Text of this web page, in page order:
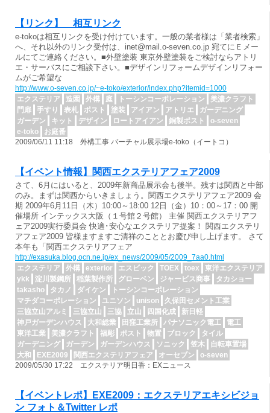
【リンク】 相互リンク
e-tokoは相互リンクを受け付けています。一般の業者様は「業者検索」
へ、それ以外のリンク受付は、inet@mail.o-seven.co.jp 宛てにＥメー
ルにてご連絡ください。■外壁塗装 東京外壁塗装をご検討ならアトリ
エ・サーバスにご相談下さい。■デザインリフォームデザインリフォー
ムがご希望な
http://www.o-seven.co.jp/~e-toko/exterior/index.php?itemid=1000
エクステリア
造園 外構 庭 トーシンコーポレーション
美濃クラフト
門扉
手すり 表札 ポスト 塗装 アイアン アトリエ
ガーデニング
ガーデン
キット デザイン ロートアイアン 銅製ポスト
o-seven
e-toko
お庭番
2009/06/11 11:18 外構工事 バーチャル展示場e-toko（イートコ）
【イベント情報】関西エクステリアフェア2009
さて、6月にはいると、2009年新商品展示会も後半。残すは関西と中部
のみ。まずは関西からいきましょう。関西エクステリアフェア2009 会
期 2009年6月11日（木）10:00～18:00 12日（金）10：00～17：00 開
催場所 インテックス大阪（１号館２号館） 主催 関西エクステリアフ
ェア2009実行委員会 快適･安心なエクステリア提案！ 関西エクステリ
アフェア2009 皆様ますますご清祥のこととお慶び申し上げます。 さて
本年も「関西エクステリアフェア
http://exasuka.blog.ocn.ne.jp/ex_news/2009/05/2009_7aa0.html
エクステリア
外構 exterior エスビック TOEX toex
東洋エクステリア
ykk
淀川製鋼所 稲葉製作所 グローベン ジャービス商事
タカショー
takasho
タカノ ダイケン
トーシンコーポレーション
マチダコーポレーション
ユニソン unison
久保田セメント工業
三協立山アルミ
三協立山 三協 立山 四国化成
新日軽
神戸ガーデンハウス
大和総業 田窪工業所 パナソニック電工
電工
東洋工業
美濃クラフト 福彫 ポスト 物置 ブロック
タイル
ガーデニング
ガーデン ガーデンハウス ソニック 笠木
自転車置場
大和
EXE2009 関西エクステリアフェア オーセブン
o-seven
2009/05/30 17:22 エクステリア明日香：EXニュース
【イベントレポ】EXE2009：エクステリアエキシビジョ
ン フォト＆Twitter レポ